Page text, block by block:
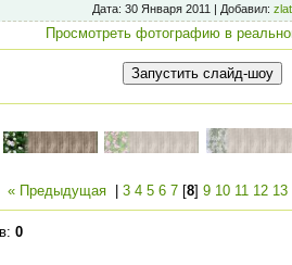
Дата: 30 Января 2011 | Добавил:
Просмотреть фотографию в
« Предыдущая 3 4 5 6 7 [8] 9 10 11 12 13
: 0